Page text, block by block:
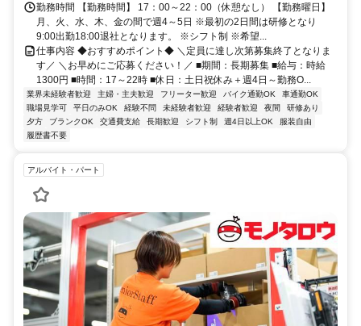
ク通勤もガソリン代として支給◎※詳細は面接時に説明いたします＊
送迎バスについて＊本数多数！川西能勢駅間 所要時間25分ほど。
勤務時間 【勤務時間】 17：00～22：00（休憩なし） 【勤務曜日】
月、火、水、木、金の間で週4～5日 ※最初の2日間は研修となり
9:00出勤18:00退社となります。 ※シフト制 ※希望...
仕事内容 ◆おすすめポイント◆ ＼定員に達し次第募集終了となりま
す／ ＼お早めにご応募ください！／ ■期間：長期募集 ■給与：時給
1300円 ■時間：17～22時 ■休日：土日祝休み＋週4日～勤務O...
業界未経験者歓迎 主婦・主夫歓迎 フリーター歓迎 バイク通勤OK
車通勤OK
職場見学可
平日のみOK 経験不問 未経験者歓迎 経験者歓迎 夜間
研修あり
夕方
ブランクOK 交通費支給 長期歓迎 シフト制 週4日以上OK
服装自由
履歴書不要
アルバイト・パート